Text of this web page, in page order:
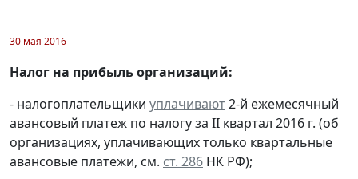
30 мая 2016
Налог на прибыль организаций:
- налогоплательщики уплачивают2-й ежемесячный
авансовый платеж по налогу за II квартал 2016 г. (об
организациях, уплачивающих только квартальные
авансовые платежи, см. ст. 286 НК РФ);